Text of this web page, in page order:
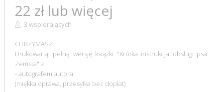
22 zł lub więcej
3 wspierających
OTRZYMASZ:
Drukowaną, pełną wersję książki "Krótka instrukcja obsługi psa:
Zemsta" z:
- autografem autora.
(miękka oprawa, przesyłka bez dopłat)